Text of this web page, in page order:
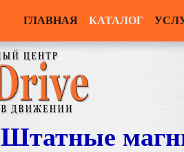
ГЛАВНАЯ КАТАЛОГ
Штатные